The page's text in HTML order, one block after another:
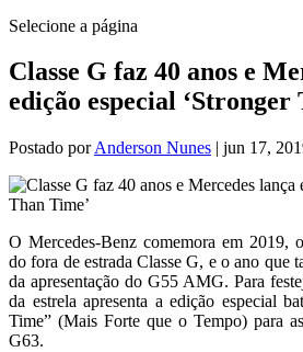
Selecione a página
Classe G faz 40 anos e
edição especial ‘Stronger
Postado porAnderson Nunes | jun 17,
O Mercedes-Benz comemora em 2019,
do fora de estrada Classe G, e o ano que
da apresentação do G55 AMG. Para
da estrela apresenta a edição especial
Time” (Mais Forte que o Tempo) para
G63.